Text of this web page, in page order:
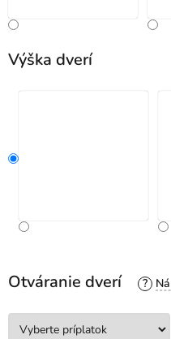
Výška dverí
Otváranie dverí ?